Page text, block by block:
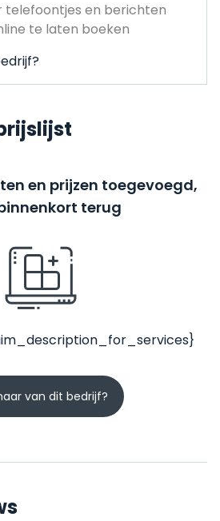
telefoontjes en berichten
te laten boeken
en prijzen toegevoegd,
terug
van dit bedrijf?